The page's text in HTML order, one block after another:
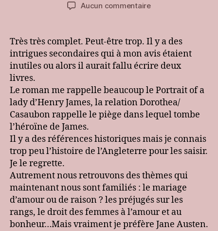
l’article
Aucun commentairesur
Eliot
Middlemarch
:
générale
Très très complet. Peut-être trop. Il y a des
intrigues secondaires qui à mon avis étaient
inutiles ou alors il aurait fallu écrire deux
livres.
Le roman me rappelle beaucoup le Portrait of a
lady d’Henry James, la relation Dorothea/
Casaubon rappelle le piège dans lequel tombe
l’héroïne de James.
Il y a des références historiques mais je connais
trop peu l’histoire de l’Angleterre pour les saisir.
Je le regrette.
Autrement nous retrouvons des thèmes qui
maintenant nous sont familiés : le mariage
d’amour ou de raison ? les préjugés sur les
rangs, le droit des femmes à l’amour et au
bonheur…Mais vraiment je préfère Jane Austen.